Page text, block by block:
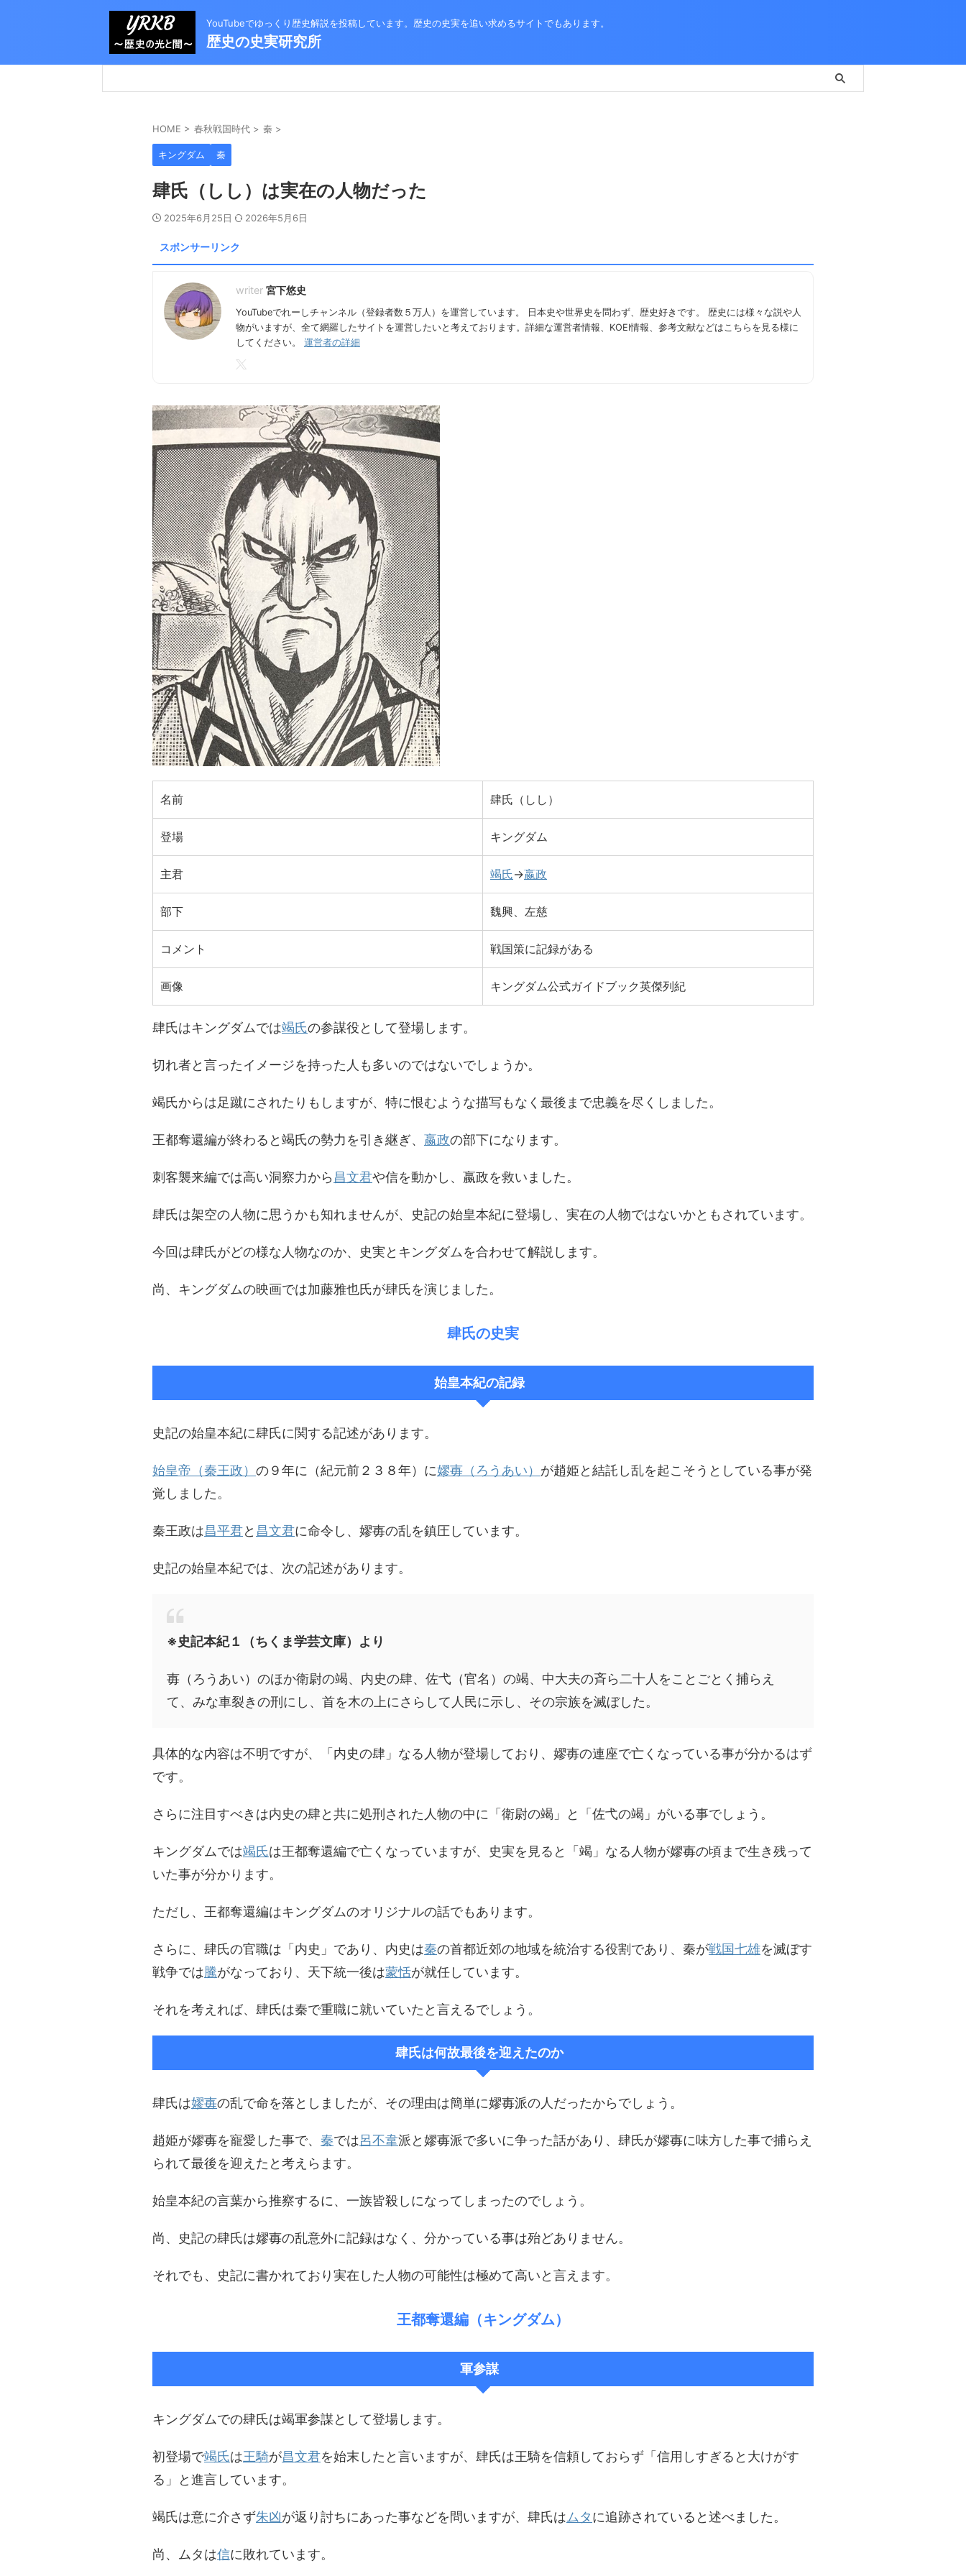
YouTubeでゆっくり歴史解説を投稿しています。歴史の史実を追い求めるサイトでもあります。
歴史の史実研究所
HOME > 春秋戦国時代 > 秦 >
キングダム 秦
肆氏（しし）は実在の人物だった
2025年6月25日 2026年5月6日
スポンサーリンク
宮下悠史
YouTubeでれーしチャンネル（登録者数５万人）を運営しています。 日本史や世界史を問わず、歴史好きです。 歴史には様々な説や人
物がいますが、全て網羅したサイトを運営したいと考えております。詳細な運営者情報、KOEI情報、参考文献などはこちらを見る様に
してください。 運営者の詳細
名前 肆氏（しし）
登場 キングダム
主君 竭氏→嬴政
部下 魏興、左慈
コメント 戦国策に記録がある
画像 キングダム公式ガイドブック英傑列紀
肆氏はキングダムでは竭氏の参謀役として登場します。
切れ者と言ったイメージを持った人も多いのではないでしょうか。
竭氏からは足蹴にされたりもしますが、特に恨むような描写もなく最後まで忠義を尽くしました。
王都奪還編が終わると竭氏の勢力を引き継ぎ、 嬴政の部下になります。
刺客襲来編では高い洞察力から 昌文君や信を動かし、嬴政を救いました。
肆氏は架空の人物に思うかも知れませんが、史記の始皇本紀に登場し、実在の人物ではないかともされています。
今回は肆氏がどの様な人物なのか、史実とキングダムを合わせて解説します。
尚、キングダムの映画では加藤雅也氏が肆氏を演じました。
肆氏の史実
始皇本紀の記録
史記の始皇本紀に肆氏に関する記述があります。
始皇帝（秦王政） の９年に（紀元前２３８年）に嫪毐（ろうあい） が趙姫と結託し乱を起こそうとしている事が発
覚しました。
秦王政は昌平君と 昌文君に命令し、嫪毐の乱を鎮圧しています。
史記の始皇本紀では、次の記述があります。
※史記本紀１（ちくま学芸文庫）より
毐（ろうあい）のほか衛尉の竭、内史の肆、佐弋（官名）の竭、中大夫の斉ら二十人をことごとく捕らえ
て、みな車裂きの刑にし、首を木の上にさらして人民に示し、その宗族を滅ぼした。
具体的な内容は不明ですが、「内史の肆」なる人物が登場しており、嫪毐の連座で亡くなっている事が分かるはず
です。
さらに注目すべきは内史の肆と共に処刑された人物の中に「衛尉の竭」と「佐弋の竭」がいる事でしょう。
キングダムでは竭氏は王都奪還編で亡くなっていますが、史実を見ると「竭」なる人物が嫪毐の頃まで生き残って
いた事が分かります。
ただし、王都奪還編はキングダムのオリジナルの話でもあります。
さらに、肆氏の官職は「内史」であり、内史は秦の首都近郊の地域を統治する役割であり、秦が戦国七雄を滅ぼす
戦争では騰がなっており、天下統一後は蒙恬が就任しています。
それを考えれば、肆氏は秦で重職に就いていたと言えるでしょう。
肆氏は何故最後を迎えたのか
肆氏は嫪毐の乱で命を落としましたが、その理由は簡単に嫪毐派の人だったからでしょう。
趙姫が嫪毐を寵愛した事で、 秦では呂不韋派と嫪毐派で多いに争った話があり、肆氏が嫪毐に味方した事で捕らえ
られて最後を迎えたと考えらます。
始皇本紀の言葉から推察するに、一族皆殺しになってしまったのでしょう。
尚、史記の肆氏は嫪毐の乱意外に記録はなく、分かっている事は殆どありません。
それでも、史記に書かれており実在した人物の可能性は極めて高いと言えます。
王都奪還編（キングダム）
軍参謀
キングダムでの肆氏は竭軍参謀として登場します。
初登場で竭氏は王騎が昌文君を始末したと言いますが、肆氏は王騎を信頼しておらず「信用しすぎると大けがす
る」と進言しています。
竭氏は意に介さず朱凶が返り討ちにあった事などを問いますが、肆氏はムタに追跡されていると述べました。
尚、ムタは信に敗れています。